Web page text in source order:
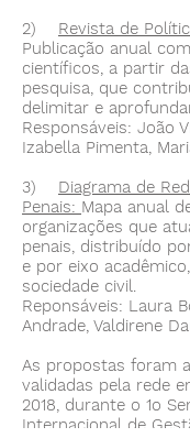
2) Revista de
Publicação anual
científicos, a partir
pesquisa, que
delimitar e
Responsáveis: João
Izabella Pimenta,
3) Diagrama de
Penais: Mapa anual
organizações que
penais, distribuído
e por eixo
sociedade civil.
Reponsáveis: Laura
Andrade, Valdirene
As propostas foram
validadas pela rede
2018, durante o 1o
Internacional de